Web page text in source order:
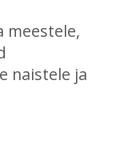
meestele,
naistele ja